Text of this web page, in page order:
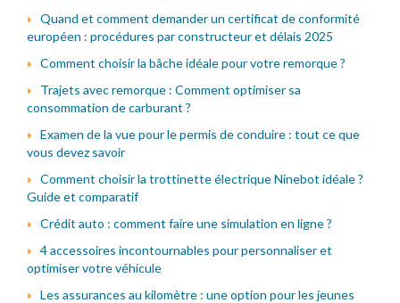
Quand et comment demander un certificat de conformité
européen : procédures par constructeur et délais 2025
Comment choisir la bâche idéale pour votre remorque ?
Trajets avec remorque : Comment optimiser sa
consommation de carburant ?
Examen de la vue pour le permis de conduire : tout ce que
vous devez savoir
Comment choisir la trottinette électrique Ninebot idéale ?
Guide et comparatif
Crédit auto : comment faire une simulation en ligne ?
4 accessoires incontournables pour personnaliser et
optimiser votre véhicule
Les assurances au kilomètre : une option pour les jeunes